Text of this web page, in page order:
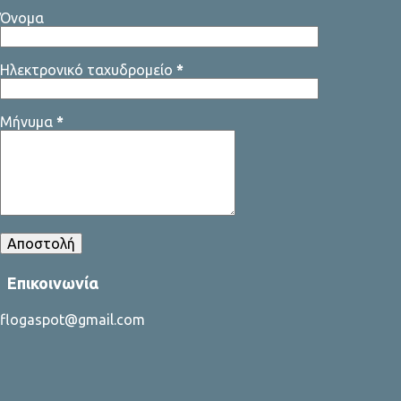
Όνομα
Ηλεκτρονικό ταχυδρομείο *
Μήνυμα *
Επικοινωνία
flogaspot@gmail.com